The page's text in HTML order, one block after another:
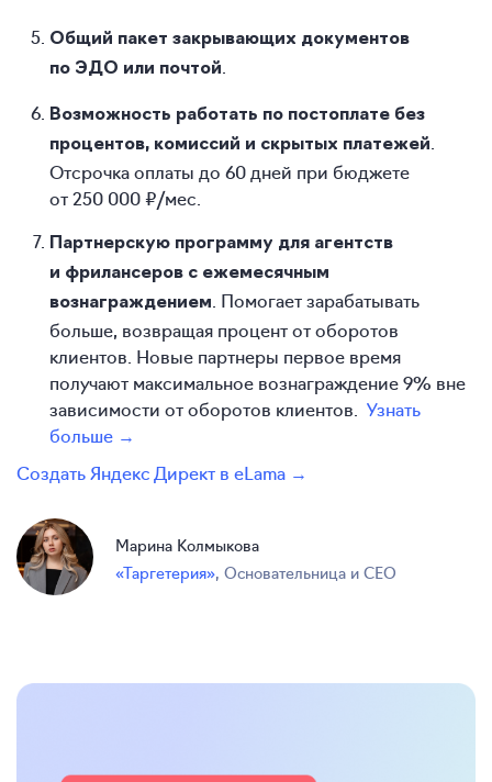
Общий пакет закрывающих документов
по ЭДО или почтой
Возможность работать по постоплате без
процентов, комиссий и скрытых платежей
Отсрочка оплаты до 60 дней при бюджете
от 250 000 ₽/мес.
Партнерскую программу для агентств
и фрилансеров с ежемесячным
вознаграждением
. Помогает зарабатывать
больше, возвращая процент от оборотов
клиентов. Новые партнеры первое время
получают максимальное вознаграждение 9% вне
зависимости от оборотов клиентов. Узнать
больше →
Создать Яндекс Директ в eLama →
Марина Колмыкова
«Таргетерия», Основательница и CEO